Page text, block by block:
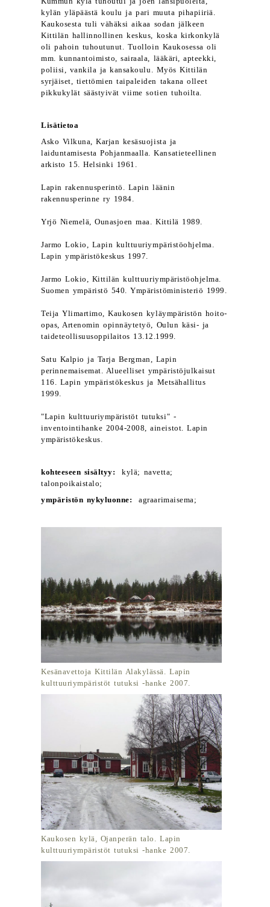
kylän yläpäästä koulu ja pari muuta pihapiiriä.
Kaukosesta tuli vähäksi aikaa sodan jälkeen
Kittilän hallinnollinen keskus, koska kirkonkylä
oli pahoin tuhoutunut. Tuolloin Kaukosessa oli
mm. kunnantoimisto, sairaala, lääkäri, apteekki,
poliisi, vankila ja kansakoulu. Myös Kittilän
syrjäiset, tiettömien taipaleiden takana olleet
pikkukylät säästyivät viime sotien tuhoilta.
Lisätietoa
Asko Vilkuna, Karjan kesäsuojista ja
laiduntamisesta Pohjanmaalla. Kansatieteellinen
arkisto 15. Helsinki 1961.
Lapin rakennusperintö. Lapin läänin
rakennusperinne ry 1984.
Yrjö Niemelä, Ounasjoen maa. Kittilä 1989.
Jarmo Lokio, Lapin kulttuuriympäristöohjelma.
Lapin ympäristökeskus 1997.
Jarmo Lokio, Kittilän kulttuuriympäristöohjelma.
Suomen ympäristö 540. Ympäristöministeriö 1999.
Teija Ylimartimo, Kaukosen kyläympäristön hoito-
opas, Artenomin opinnäytetyö, Oulun käsi- ja
taideteollisuusoppilaitos 13.12.1999.
Satu Kalpio ja Tarja Bergman, Lapin
perinnemaisemat. Alueelliset ympäristöjulkaisut
116. Lapin ympäristökeskus ja Metsähallitus
1999.
"Lapin kulttuuriympäristöt tutuksi" -
inventointihanke 2004-2008, aineistot. Lapin
ympäristökeskus.
kohteeseen sisältyy: kylä; navetta;
talonpoikaistalo;
ympäristön nykyluonne: agraarimaisema;
Kesänavettoja Kittilän Alakylässä. Lapin
kulttuuriympäristöt tutuksi -hanke 2007.
Kaukosen kylä, Ojanperän talo. Lapin
kulttuuriympäristöt tutuksi -hanke 2007.